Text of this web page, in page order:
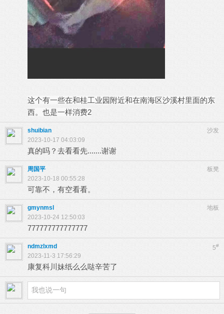
这个有一些在和桂工业园附近和在南海区沙溪村里面的东
西。也是一样消费2
沙发
shuibian
2023-10-17 04:03:09
真的吗？去看看先.......谢谢
板凳
周国平
2023-10-18 00:55:28
可靠不，有空看看。
地板
gmynmsl
2023-10-24 12:50:03
777777777777777
5#
ndmzlxmd
2023-11-3 17:56:29
康复科川妹纸么么哒辛苦了